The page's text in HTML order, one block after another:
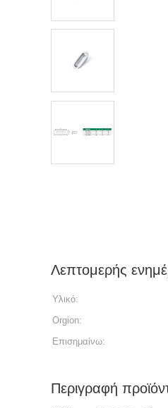
Λεπτομερής
Υλικό:
Orgion:
Επισημαίνω:
Περιγραφή